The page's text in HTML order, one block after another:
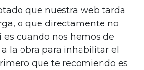
que nuestra web tarda
o que directamente no
es cuando nos hemos de
la obra para inhabilitar el
que te recomiendo es